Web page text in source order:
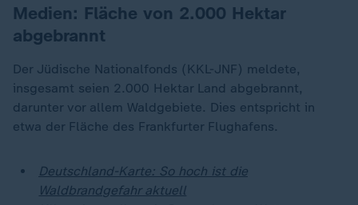
Medien: Fläche von 2.000 Hektar
abgebrannt
Der Jüdische Nationalfonds (KKL-JNF) meldete,
insgesamt seien 2.000 Hektar Land abgebrannt,
darunter vor allem Waldgebiete. Dies entspricht in
etwa der Fläche des Frankfurter Flughafens.
Deutschland-Karte: So hoch ist die
Waldbrandgefahr aktuell